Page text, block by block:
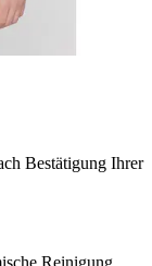
Bestätigung Ihrer